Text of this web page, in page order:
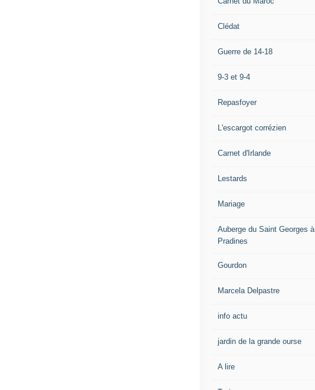
Clédat
Guerre de 14-18
9-3 et 9-4
Repasfoyer
L'escargot corrézien
Carnet d'Irlande
Lestards
Mariage
Auberge du Saint Georges à
Pradines
Gourdon
Marcela Delpastre
info actu
jardin de la grande ourse
A lire